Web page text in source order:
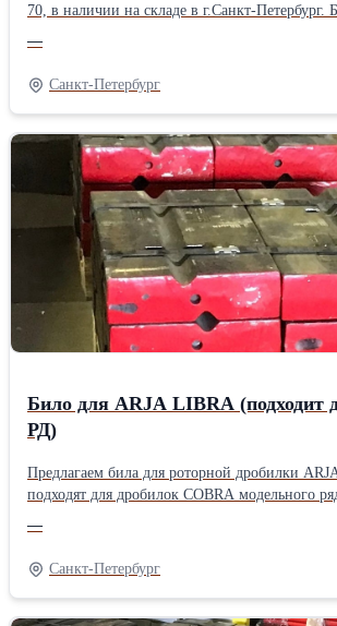
70, в наличии на складе в г.Санкт-Петербург.
увеличить срок работы изнашиваемой части в
Могут быть изготовлены из марганцевой или
стали по желанию заказчика. Наши била и плиты имеют
высокие износостойкие характеристики и
зарекомендовали себя на мировом рынке
сортировочного оборудования. Продукция
экспортируется в США, Канаду и страны
Прямой контракт с заводом и большие объемы
позволяют нам сохранять конкурентные цены
рынке дробильно-сортировочного оборудования. Также
изготовить любую изнашиваемую деталь по
широкой линейки сплавов. Наши инженеры
наиболее оптимальный сплав и исходя из
Для постоянных клиентов действует система
—
Санкт-Петербург
Било для ARJA LIBRA (подходит
РД)
Предлагаем била для роторной дробилки ARJA
подходят для дробилок COBRA модельного
РД 300, РД 400, РД 500. В наличии на складе в г.Санкт-
Петербург имеются била, изготовленные из
чугуна и била из высокохромистого чугуна с
вставкой, позволяющей увеличить срок
—
Санкт-Петербург